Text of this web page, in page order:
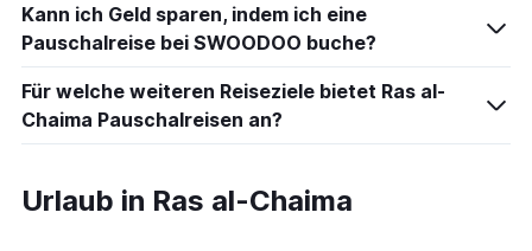
Kann ich Geld sparen, indem ich eine
Pauschalreise bei SWOODOO buche?
Für welche weiteren Reiseziele bietet Ras al-
Chaima Pauschalreisen an?
Urlaub in Ras al-Chaima